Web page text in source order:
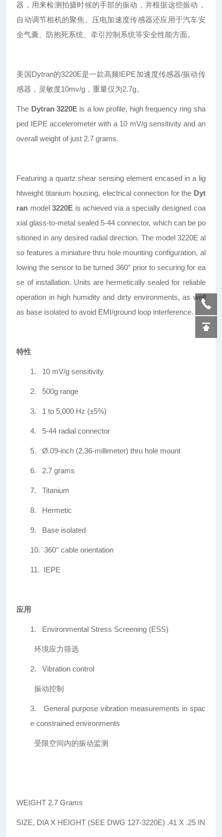
器，用来检测拍摄时候的手部的振动，并根据这些振动，
自动调节相机的聚焦。压电加速度传感器还应用于汽车安
全气囊、防抱死系统、牵引控制系统等安全性能方面。
美国Dytran的3220E是一款高频IEPE加速度传感器/振动传
感器，灵敏度10mv/g，重量仅为2.7g。
The Dytran 3220E is a low profile, high frequency ring sha
ped IEPE accelerometer with a 10 mV/g sensitivity and an
overall weight of just 2.7 grams.
Featuring a quartz shear sensing element encased in a lig
htweight titanium housing, electrical connection for the Dyt
ran model3220E is achieved via a specially designed coa
xial glass-to-metal sealed 5-44 connector, which can be po
sitioned in any desired radial direction. The model 3220E al
so features a miniature thru hole mounting configuration, al
lowing the sensor to be turned 360° prior to securing for ea
se of installation. Units are hermetically sealed for reliable
operation in high humidity and dirty environments, as well
as base isolated to avoid EMI/ground loop interference.
特性
1. 10 mV/g sensitivity
2. 500g range
3. 1 to 5,000 Hz (±5%)
4. 5-44 radial connector
5. Ø.09-inch (2.36-millimeter) thru hole mount
6. 2.7 grams
7. Titanium
8. Hermetic
9. Base isolated
10. 360° cable orientation
11. IEPE
应用
1. Environmental Stress Screening (ESS)
环境应力筛选
2. Vibration control
振动控制
3.
General purpose vibration measurements in spac
e constrained environments
受限空间内的振动监测
WEIGHT 2.7 Grams
SIZE, DIA X HEIGHT (SEE DWG 127-3220E) .41 X .25 IN